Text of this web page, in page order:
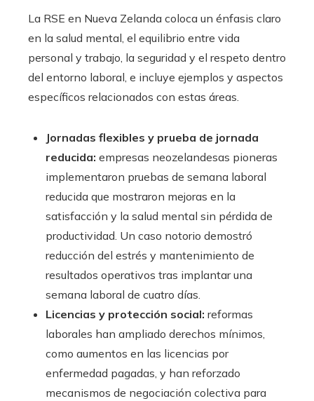
La RSE en Nueva Zelanda coloca un énfasis claro
en la salud mental, el equilibrio entre vida
personal y trabajo, la seguridad y el respeto dentro
del entorno laboral, e incluye ejemplos y aspectos
específicos relacionados con estas áreas.
Jornadas flexibles y prueba de jornada
reducida: empresas neozelandesas pioneras
implementaron pruebas de semana laboral
reducida que mostraron mejoras en la
satisfacción y la salud mental sin pérdida de
productividad. Un caso notorio demostró
reducción del estrés y mantenimiento de
resultados operativos tras implantar una
semana laboral de cuatro días.
Licencias y protección social: reformas
laborales han ampliado derechos mínimos,
como aumentos en las licencias por
enfermedad pagadas, y han reforzado
mecanismos de negociación colectiva para